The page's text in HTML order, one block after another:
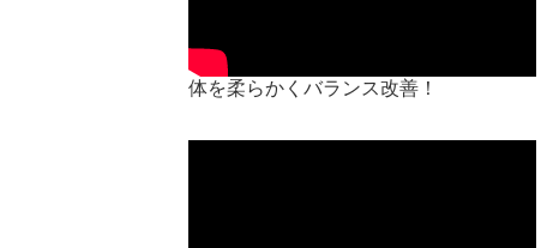
体を柔らかくバランス改善！